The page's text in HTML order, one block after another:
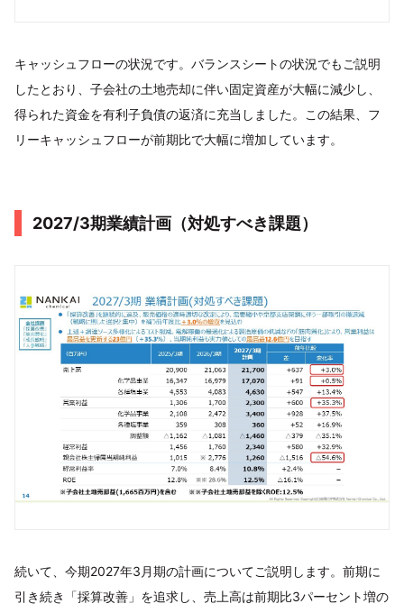
キャッシュフローの状況です。バランスシートの状況でもご説明
したとおり、子会社の土地売却に伴い固定資産が大幅に減少し、
得られた資金を有利子負債の返済に充当しました。この結果、フ
リーキャッシュフローが前期比で大幅に増加しています。
2027/3期業績計画（対処すべき課題）
続いて、今期2027年3月期の計画についてご説明します。前期に
引き続き「採算改善」を追求し、売上高は前期比3パーセント増の